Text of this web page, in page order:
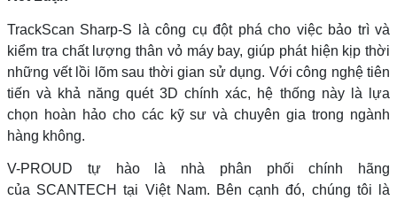
TrackScan Sharp-S là công cụ đột phá cho việc bảo trì và
kiểm tra chất lượng thân vỏ máy bay, giúp phát hiện kịp thời
những vết lồi lõm sau thời gian sử dụng. Với công nghệ tiên
tiến và khả năng quét 3D chính xác, hệ thống này là lựa
chọn hoàn hảo cho các kỹ sư và chuyên gia trong ngành
hàng không.
V-PROUD tự hào là nhà phân phối chính hãng
của SCANTECH tại Việt Nam. Bên cạnh đó, chúng tôi là